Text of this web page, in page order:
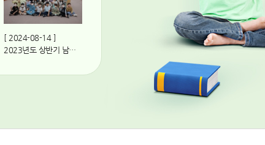
[ 2024-08-14 ]
2023년도 상반기 남구 의회교실(연포초등학교 3학년 2·4반)